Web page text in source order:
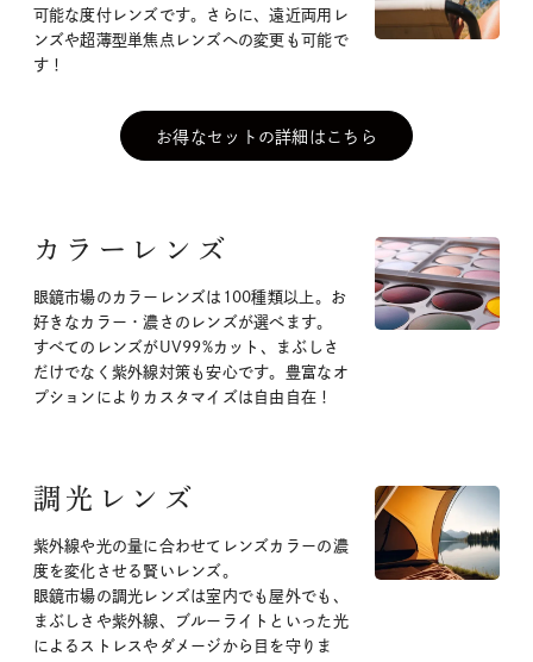
可能な度付レンズです。さらに、遠近両用レ
ンズや超薄型単焦点レンズへの変更も可能で
す！
お得なセットの詳細はこちら
カラーレンズ
眼鏡市場のカラーレンズは100種類以上。お
好きなカラー・濃さのレンズが選べます。
すべてのレンズがUV99%カット、まぶしさ
だけでなく紫外線対策も安心です。豊富なオ
プションによりカスタマイズは自由自在！
調光レンズ
紫外線や光の量に合わせてレンズカラーの濃
度を変化させる賢いレンズ。
眼鏡市場の調光レンズは室内でも屋外でも、
まぶしさや紫外線、ブルーライトといった光
によるストレスやダメージから目を守りま